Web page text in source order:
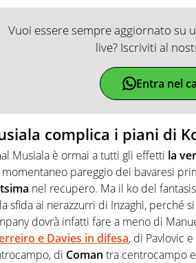
Vuoi essere sempre aggiornato su
live? Iscriviti al
Entra nel
complica i piani di
Musiala è ormai a tutti gli effetti la
pareggio dei bavaresi
nel recupero. Ma il ko del
sfida ai nerazzurri di Inzaghi, perché
dovrà infatti fare a meno di
e Davies in difesa, di Pavlovic e
di Coman tra centrocampo